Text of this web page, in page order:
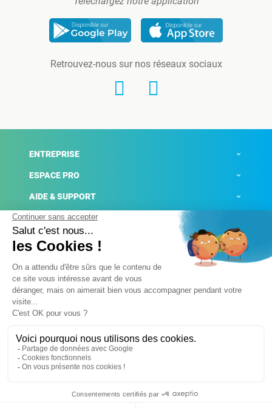
Retrouvez-nous sur nos réseaux sociaux
ENTREPRISE
ESPACE PRO
AIDE & SUPPORT
ACTUALITÉS
Mentions légales
Conditions générales de ventes
Plateforme de signalement